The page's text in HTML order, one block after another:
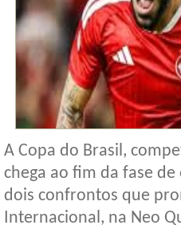
A Copa do Brasil,
chega ao fim da fase
dois confrontos que
Internacional, na Neo